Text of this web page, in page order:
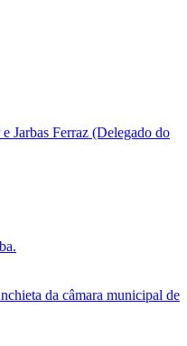
Jarbas Ferraz (Delegado do
da câmara municipal de